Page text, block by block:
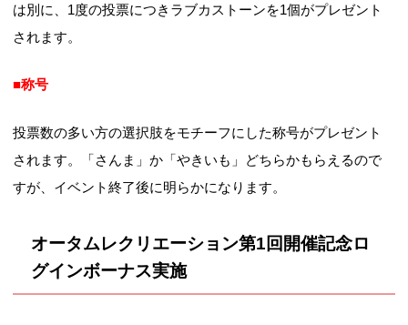
は別に、1度の投票につきラブカストーンを1個がプレゼント
されます。
■称号
投票数の多い方の選択肢をモチーフにした称号がプレゼント
されます。「さんま」か「やきいも」どちらかもらえるので
すが、イベント終了後に明らかになります。
オータムレクリエーション第1回開催記念ロ
グインボーナス実施